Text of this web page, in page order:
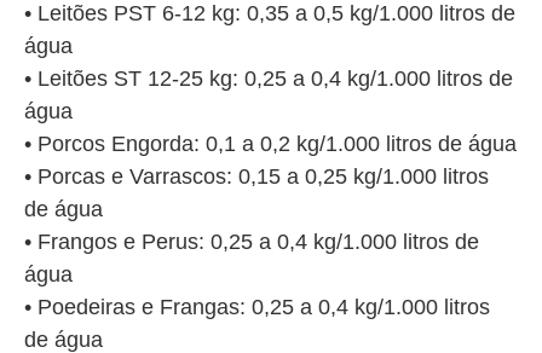
• Leitões PST 6-12 kg: 0,35 a 0,5 kg/1.000 litros de
água
• Leitões ST 12-25 kg: 0,25 a 0,4 kg/1.000 litros de
água
• Porcos Engorda: 0,1 a 0,2 kg/1.000 litros de água
• Porcas e Varrascos: 0,15 a 0,25 kg/1.000 litros
de água
• Frangos e Perus: 0,25 a 0,4 kg/1.000 litros de
água
• Poedeiras e Frangas: 0,25 a 0,4 kg/1.000 litros
de água